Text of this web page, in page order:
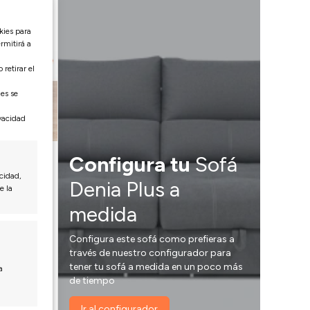
para
a
retirar el
se
la
Medida:Ancho ±234 cm (asiento 90
Configura tuSofá
Denia Plus a
medida
Configura este sofá como prefieras a
través de nuestro configurador para
tener tu sofá a medida en un poco más
de tiempo